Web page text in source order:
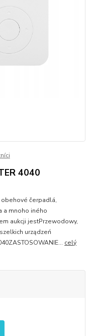
4040
čerpadlá,
a mnoho iného
aukcji jestPrzewodowy,
urządzeń
celý